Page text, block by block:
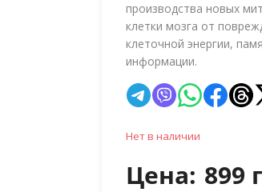
производства новых
клетки мозга от
клеточной энергии,
информации.
Нет в наличии
Цена: 899